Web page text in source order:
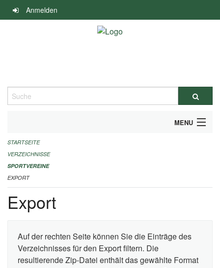
Navigation
überspringen
Anmelden
Suche
MENU
ALLGEMEINE INFORMATIONEN
FINANZIELLE UNTERSTÜTZUNG BENÖTIGT?
KONTAKT
STARTSEITE
VERZEICHNISSE
SPORTVEREINE
EXPORT
Export
Auf der rechten Seite können Sie die Einträge des
Verzeichnisses für den Export filtern. Die
resultierende Zip-Datei enthält das gewählte Format